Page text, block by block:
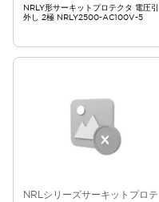
NRLY形サーキットプロテクタ 電圧引
外し 2極 NRLY2500-AC100V-5
NRLシリーズサーキットプロテ